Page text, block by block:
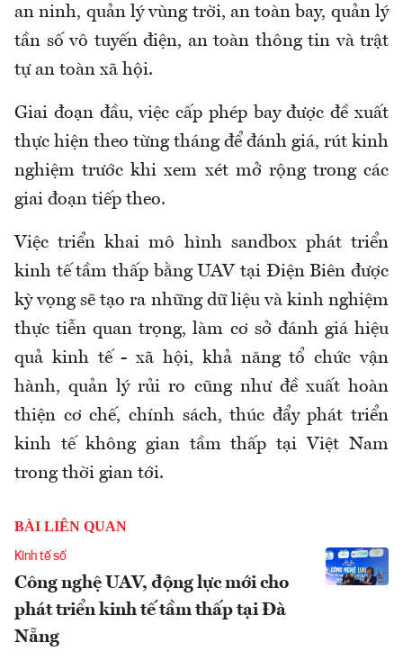
an ninh, quản lý vùng trời, an toàn bay, quản lý
tần số vô tuyến điện, an toàn thông tin và trật
tự an toàn xã hội.
Giai đoạn đầu, việc cấp phép bay được đề xuất
thực hiện theo từng tháng để đánh giá, rút kinh
nghiệm trước khi xem xét mở rộng trong các
giai đoạn tiếp theo.
Việc triển khai mô hình sandbox phát triển
kinh tế tầm thấp bằng UAV tại Điện Biên được
kỳ vọng sẽ tạo ra những dữ liệu và kinh nghiệm
thực tiễn quan trọng, làm cơ sở đánh giá hiệu
quả kinh tế - xã hội, khả năng tổ chức vận
hành, quản lý rủi ro cũng như đề xuất hoàn
thiện cơ chế, chính sách, thúc đẩy phát triển
kinh tế không gian tầm thấp tại Việt Nam
trong thời gian tới.
BÀI LIÊN QUAN
Kinh tế số
Công nghệ UAV, động lực mới cho
phát triển kinh tế tầm thấp tại Đà
Nẵng